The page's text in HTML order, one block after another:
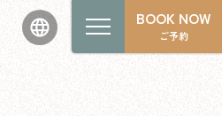
BOOK NOW
ご予約